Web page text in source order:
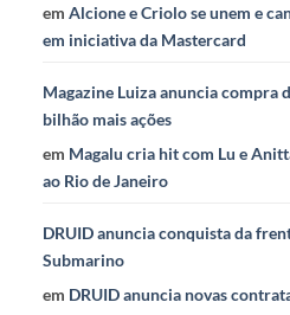
emAlcione e Criolo se unem e
em iniciativa da Mastercard
Magazine Luiza anuncia compra
bilhão mais ações
em Magalu cria hit com Lu e
ao Rio de Janeiro
DRUID anuncia conquista da
Submarino
em DRUID anuncia novas